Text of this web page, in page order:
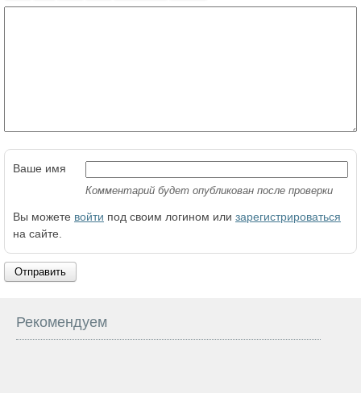
Ваше имя
Комментарий будет опубликован после проверки
Вы можете войти под своим логином или зарегистрироваться
на сайте.
Отправить
Рекомендуем